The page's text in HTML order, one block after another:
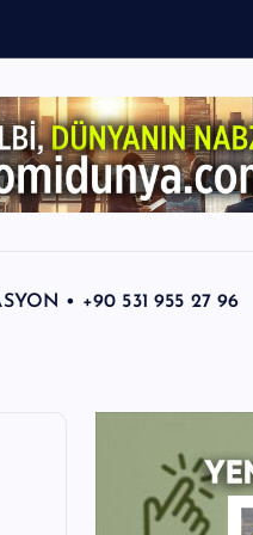
• +90 531 955 27 96